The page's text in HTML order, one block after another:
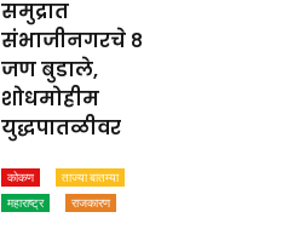
समुद्रात
संभाजीनगरचे ८
जण बुडाले,
शोधमोहीम
युद्धपातळीवर
कोकण
ताज्या बातम्या
महाराष्ट्र
राजकारण